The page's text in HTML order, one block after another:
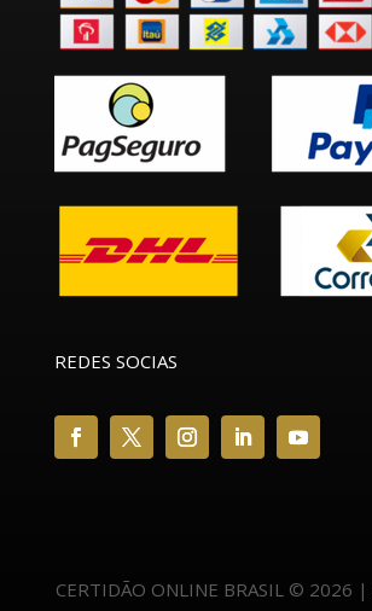
REDES SOCIAS
CERTIDÃO ONLINE BRASIL © 2026